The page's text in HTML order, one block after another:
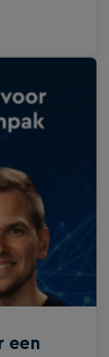
en
en
voor
niet altijd
de
een